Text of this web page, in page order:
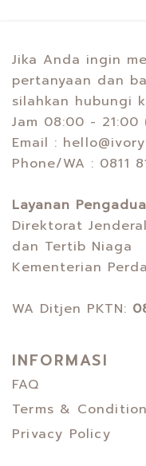
Jika Anda ingin
pertanyaan dan
silahkan hubungi
Jam 08:00 - 21:00
Email :
Phone/WA : 0811
Layanan
Direktorat
dan Tertib Niaga
Kementerian
WA Ditjen PKTN:
INFORMASI
FAQ
Terms &
Privacy Policy